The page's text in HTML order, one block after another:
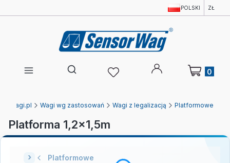
POLSKI ZŁ
Otwórz wyszukiwarkę
Produkty w
Ewagi.pl Wagi wg zastosowań Wagi z legalizacją Platformowe
Platforma 1,2x1,5m
Platformowe